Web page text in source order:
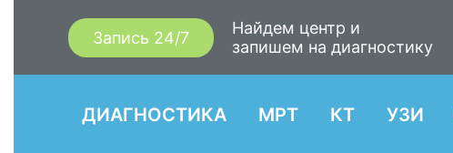
Запись 24/7
Найдем центр и
запишем на диагностику
ДИАГНОСТИКА МРТ КТ УЗИ